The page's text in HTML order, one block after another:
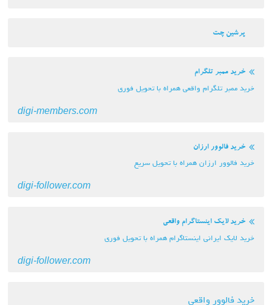
پرشین چت
خرید ممبر تلگرام
خرید ممبر تلگرام واقعی همراه با تحویل فوری
digi-members.com
خرید فالوور ارزان
خرید فالوور ارزان همراه با تحویل سریع
digi-follower.com
خرید لایک اینستاگرام واقعی
خرید لایک ایرانی اینستاگرام همراه با تحویل فوری
digi-follower.com
خرید فالوور واقعی